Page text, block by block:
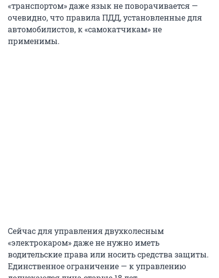
«транспортом» даже язык не поворачивается —
очевидно, что правила ПДД, установленные для
автомобилистов, к «самокатчикам» не
применимы.
Сейчас для управления двухколесным
«электрокаром» даже не нужно иметь
водительские права или носить средства защиты.
Единственное ограничение — к управлению